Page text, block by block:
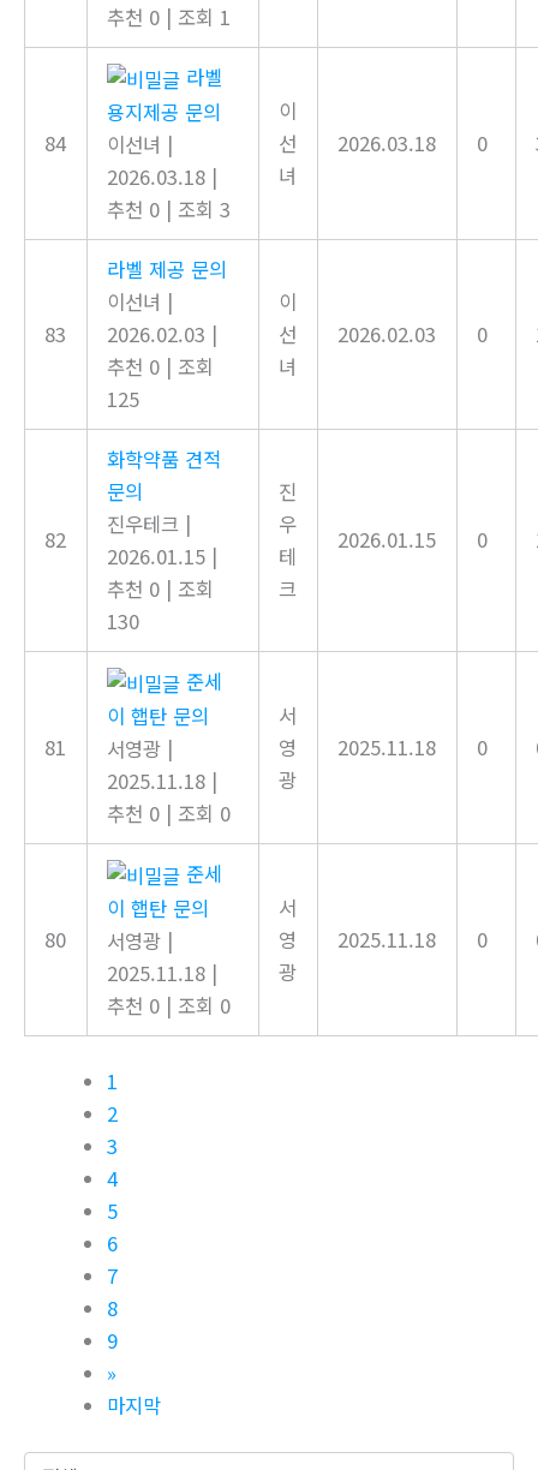
추천 0 | 조회 1
84
라벨
용지제공 문의
이선녀 |
2026.03.18 |
추천 0 | 조회 3
이
선
녀
2026.03.18 0
83
라벨 제공 문의
이선녀 |
2026.02.03 |
추천 0 | 조회
125
이
선
녀
2026.02.03 0
82
화학약품 견적
문의
진우테크 |
2026.01.15 |
추천 0 | 조회
130
진
우
테
크
2026.01.15 0
81
준세
이 햅탄 문의
서영광 |
2025.11.18 |
추천 0 | 조회 0
서
영
광
2025.11.18 0
80
준세
이 햅탄 문의
서영광 |
2025.11.18 |
추천 0 | 조회 0
서
영
광
2025.11.18 0
1
2
3
4
5
6
7
8
9
»
마지막